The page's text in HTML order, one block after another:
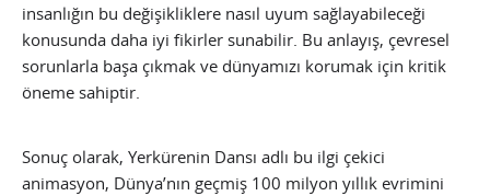
insanlığın bu değişikliklere nasıl uyum sağlayabileceği
konusunda daha iyi fikirler sunabilir. Bu anlayış, çevresel
sorunlarla başa çıkmak ve dünyamızı korumak için kritik
öneme sahiptir.
Sonuç olarak, Yerkürenin Dansı adlı bu ilgi çekici
animasyon, Dünya’nın geçmiş 100 milyon yıllık evrimini